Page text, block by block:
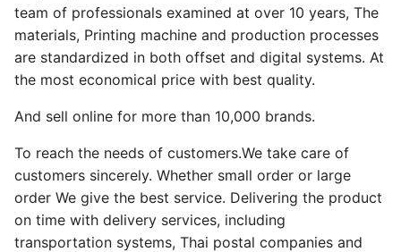
team of professionals examined at over 10 years, The
materials, Printing machine and production processes
are standardized in both offset and digital systems. At
the most economical price with best quality.
And sell online for more than 10,000 brands.
To reach the needs of customers.We take care of
customers sincerely. Whether small order or large
order We give the best service. Delivering the product
on time with delivery services, including
transportation systems, Thai postal companies and